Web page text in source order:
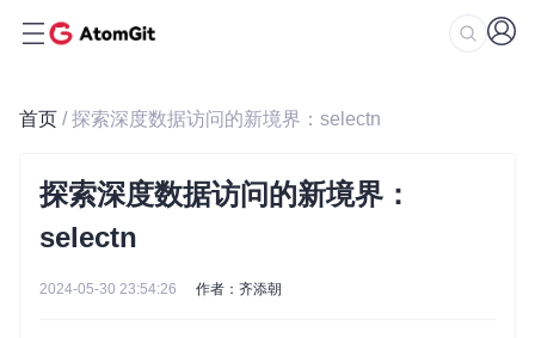
首页 / 探索深度数据访问的新境界：selectn
探索深度数据访问的新境界：
selectn
2024-05-30 23:54:26 作者：齐添朝